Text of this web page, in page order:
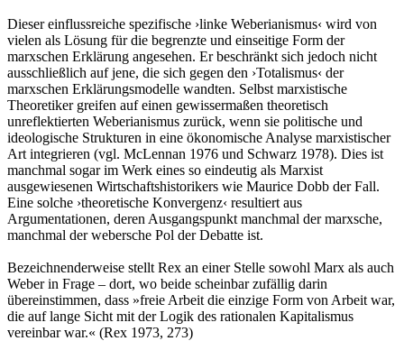
Dieser einflussreiche spezifische ›linke Weberianismus‹ wird von
vielen als Lösung für die begrenzte und einseitige Form der
marxschen Erklärung angesehen. Er beschränkt sich jedoch nicht
ausschließlich auf jene, die sich gegen den ›Totalismus‹ der
marxschen Erklärungsmodelle wandten. Selbst marxistische
Theoretiker greifen auf einen gewissermaßen theoretisch
unreflektierten Weberianismus zurück, wenn sie politische und
ideologische Strukturen in eine ökonomische Analyse marxistischer
Art integrieren (vgl. McLennan 1976 und Schwarz 1978). Dies ist
manchmal sogar im Werk eines so eindeutig als Marxist
ausgewiesenen Wirtschaftshistorikers wie Maurice Dobb der Fall.
Eine solche ›theoretische Konvergenz‹ resultiert aus
Argumentationen, deren Ausgangspunkt manchmal der marxsche,
manchmal der webersche Pol der Debatte ist.
Bezeichnenderweise stellt Rex an einer Stelle sowohl Marx als auch
Weber in Frage – dort, wo beide scheinbar zufällig darin
übereinstimmen, dass »freie Arbeit die einzige Form von Arbeit war,
die auf lange Sicht mit der Logik des rationalen Kapitalismus
vereinbar war.« (Rex 1973, 273)